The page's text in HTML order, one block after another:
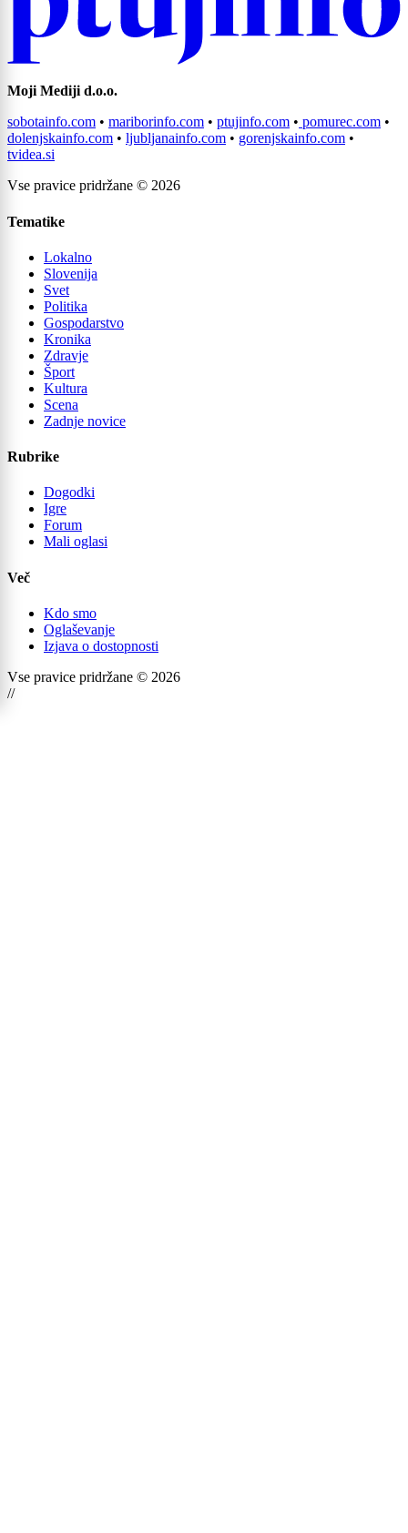
Moji Mediji d.o.o.
sobotainfo.com • mariborinfo.com • ptujinfo.com • pomurec.com •
dolenjskainfo.com • ljubljanainfo.com • gorenjskainfo.com •
tvidea.si
Vse pravice pridržane © 2026
Tematike
Lokalno
Slovenija
Svet
Politika
Gospodarstvo
Kronika
Zdravje
Šport
Kultura
Scena
Zadnje novice
Rubrike
Dogodki
Igre
Forum
Mali oglasi
Več
Kdo smo
Oglaševanje
Izjava o dostopnosti
Vse pravice pridržane © 2026
//